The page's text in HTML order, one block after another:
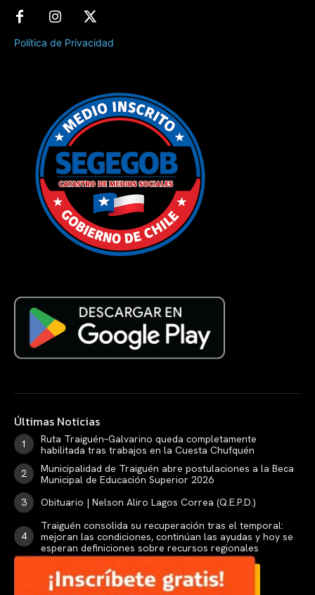
Política de Privacidad
Últimas Noticias
Ruta Traiguén–Galvarino queda completamente
habilitada tras trabajos en la Cuesta Chufquén
Municipalidad de Traiguén abre postulaciones a la Beca
Municipal de Educación Superior 2026
Obituario | Nelson Aliro Lagos Correa (Q.E.P.D.)
Traiguén consolida su recuperación tras el temporal:
mejoran las condiciones, continúan las ayudas y hoy se
esperan definiciones sobre recursos regionales